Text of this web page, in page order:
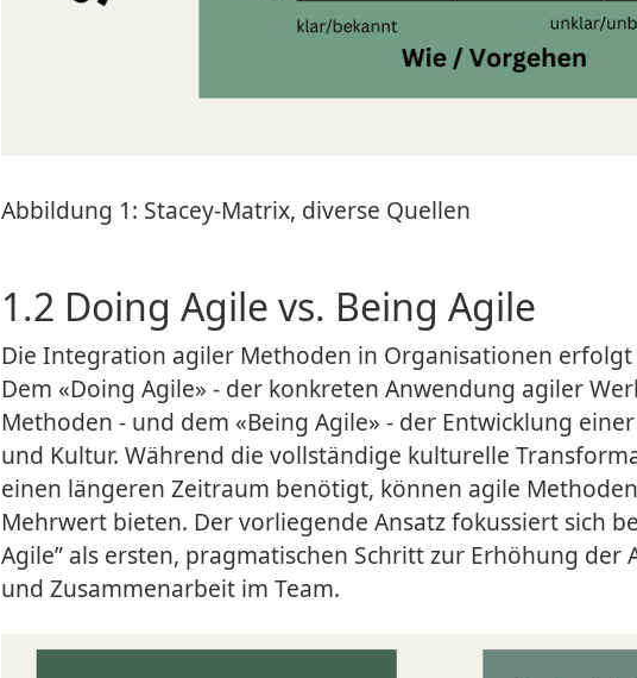
Abbildung 1: Stacey-Matrix, diverse Quellen
1.2 Doing Agile vs. Being Agile
Die Integration agiler Methoden in Organisationen erfolgt
Dem «Doing Agile» - der konkreten Anwendung agiler
Methoden - und dem «Being Agile» - der Entwicklung
und Kultur. Während die vollständige kulturelle
einen längeren Zeitraum benötigt, können agile
Mehrwert bieten. Der vorliegende Ansatz fokussiert sich
Agile” als ersten, pragmatischen Schritt zur Erhöhung der
und Zusammenarbeit im Team.